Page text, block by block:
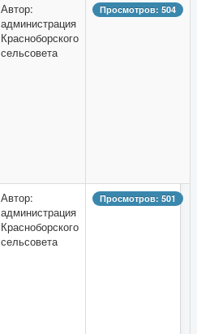
Автор:
администрация
Красноборского
сельсовета
Просмотров: 504
Автор:
администрация
Красноборского
сельсовета
Просмотров: 501